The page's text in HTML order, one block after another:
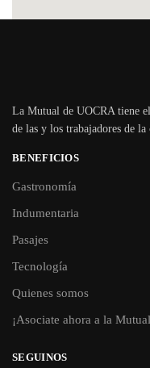
La Mutual de UOCRA tiene
de las y los trabajadores de la
BENEFICIOS
Gastronomía
Indumentaria
Pasajes
Tecnología
Quienes somos
¡Asociate ahora a la
SEGUINOS